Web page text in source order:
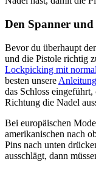
Den Spanner
Bevor du überhaupt
und die Pistole richtig
Lockpicking mit
besten unsere Anleitung
das Schloss
Richtung die Nadel
Bei europäischen
amerikanischen nach
Pins nach unten
ausschlägt, dann